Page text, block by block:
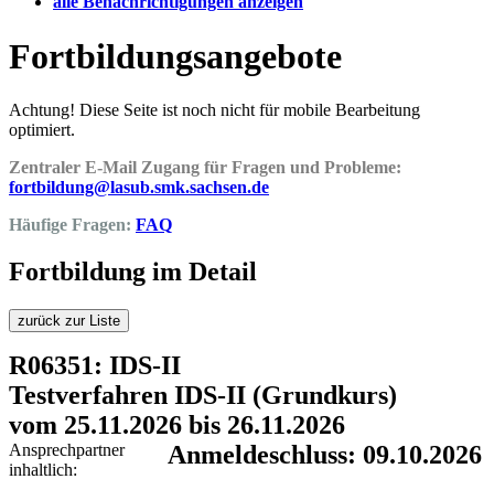
Fortbildungsangebote
Achtung! Diese Seite ist noch nicht für mobile Bearbeitung
optimiert.
Zentraler E-Mail Zugang für Fragen und Probleme:
fortbildung@lasub.smk.sachsen.de
Häufige Fragen: FAQ
Fortbildung im Detail
zurück zur Liste
R06351: IDS-II
Testverfahren IDS-II (Grundkurs)
vom 25.11.2026 bis 26.11.2026
Anmeldeschluss: 09.10.2026
Ansprechpartner
inhaltlich: